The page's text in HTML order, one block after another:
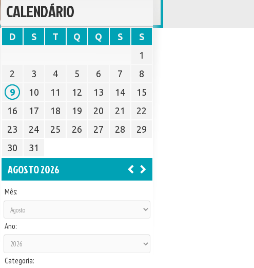
CALENDÁRIO
D S T Q Q S
S
1
2
3 4 5 6 7
8
9
10 11 12 13 14
15
16
17 18 19 20 21
22
23
24 25 26 27 28
29
30
31
AGOSTO 2026
Mês:
Ano:
Categoria: